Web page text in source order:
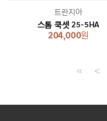
스톰 쿡셋 25-5HA
204,000원
트란지아
≪ ＜